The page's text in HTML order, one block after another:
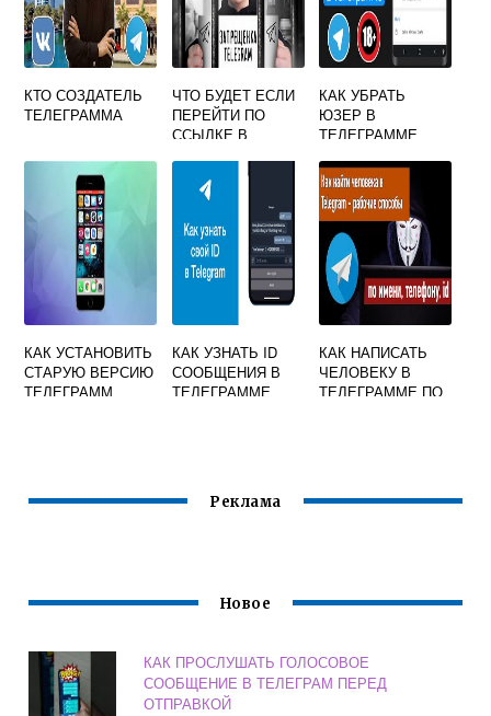
КТО СОЗДАТЕЛЬ
ТЕЛЕГРАММА
ЧТО БУДЕТ ЕСЛИ
ПЕРЕЙТИ ПО
ССЫЛКЕ В
КАК УБРАТЬ
ЮЗЕР В
ТЕЛЕГРАММЕ
КАК УСТАНОВИТЬ
СТАРУЮ ВЕРСИЮ
ТЕЛЕГРАММ
КАК УЗНАТЬ ID
СООБЩЕНИЯ В
ТЕЛЕГРАММЕ
КАК НАПИСАТЬ
ЧЕЛОВЕКУ В
ТЕЛЕГРАММЕ ПО
Реклама
Новое
КАК ПРОСЛУШАТЬ ГОЛОСОВОЕ
СООБЩЕНИЕ В ТЕЛЕГРАМ ПЕРЕД
ОТПРАВКОЙ